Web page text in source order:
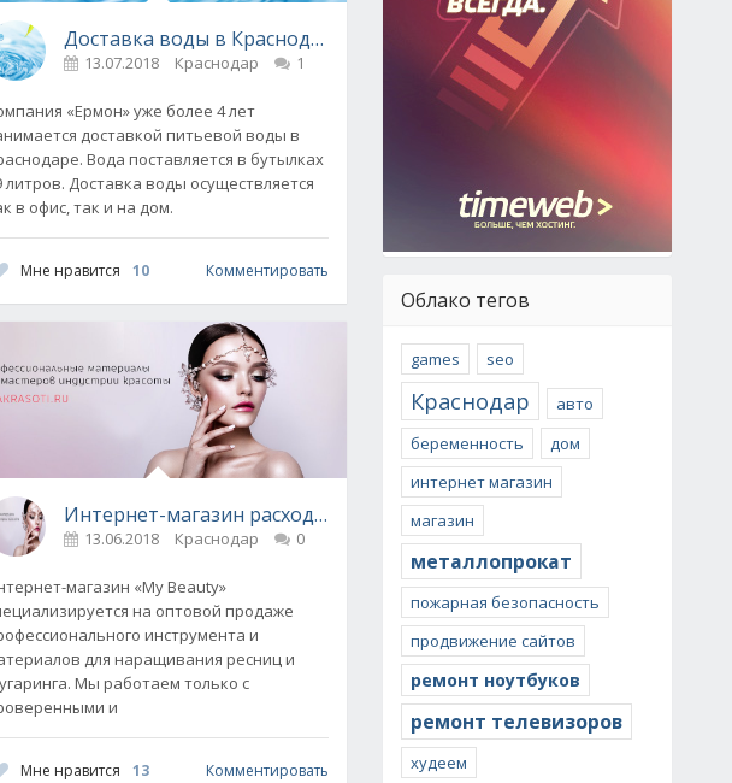
компании «Бизнес Профи»
Доставка воды в Краснодаре - «ЕРМОН»
13.07.2018 Краснодар 1
«Ермон» уже более 4 лет
доставкой питьевой воды в
Вода поставляется в бутылках
литров. Доставка воды осуществляется
в офис, так и на дом.
Мне нравится 10 Комментировать
Интернет-магазин расходных материалов - «My Beauty»
13.06.2018 Краснодар 0
магазин «My Beauty»
на оптовой продаже
инструмента и
для наращивания ресниц и
Мы работаем только с
и
Мне нравится 13 Комментировать
Облако тегов
games seo
Краснодар
авто
беременность
дом
интернет магазин
магазин
металлопрокат
пожарная безопасность
продвижение сайтов
ремонт ноутбуков
ремонт телевизоров
худеем